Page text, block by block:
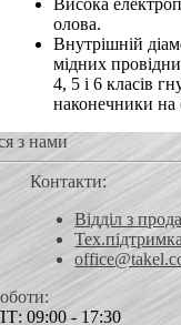
олова.
Внутрішній
мідних
4, 5 і 6 класів
наконечники на
з нами
Контакти:
Відділ з
09:00 - 17:30